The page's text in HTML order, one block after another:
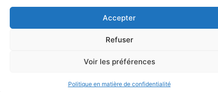
Accepter
Refuser
Voir les préférences
Politique en matière de confidentialité
montant du
loyer, l’objet du
éventuels
défauts, des